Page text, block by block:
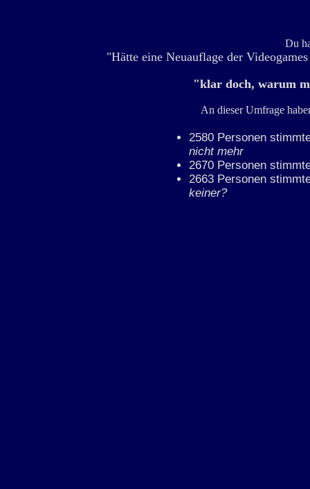
Du
"Hätte eine Neuauflage der
"klar doch, warum
An dieser Umfrage
2580 Personen
nicht mehr
2670 Personen
2663 Personen
keiner?